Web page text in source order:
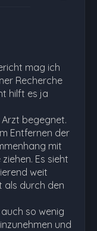
mag ich
Recherche
hilft es ja
Arzt begegnet.
Entfernen der
mit
Es sieht
weit
als durch den
so wenig
und